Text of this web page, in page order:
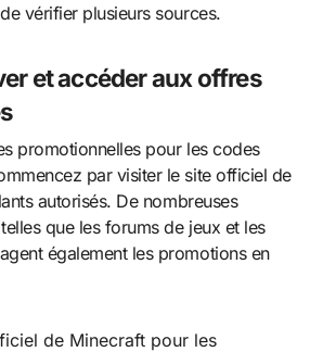
vérifier plusieurs sources.
et accéder aux offres
promotionnelles pour les codes
par visiter le site officiel de
autorisés. De nombreuses
que les forums de jeux et les
également les promotions en
de Minecraft pour les